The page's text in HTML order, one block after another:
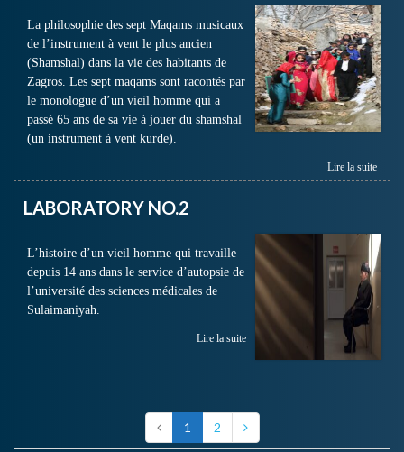
La philosophie des sept Maqams musicaux
de l’instrument à vent le plus ancien
(Shamshal) dans la vie des habitants de
Zagros. Les sept maqams sont racontés par
le monologue d’un vieil homme qui a
passé 65 ans de sa vie à jouer du shamshal
(un instrument à vent kurde).
Lire la suite
LABORATORY NO.2
L’histoire d’un vieil homme qui travaille
depuis 14 ans dans le service d’autopsie de
l’université des sciences médicales de
Sulaimaniyah.
Lire la suite
1 2